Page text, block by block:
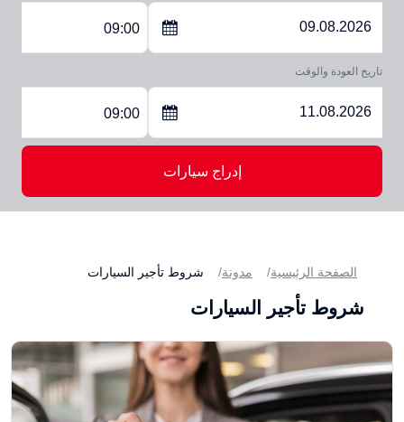
09:00
تاريخ العودة والوقت
09:00
إدراج سيارات
الصفحة الرئيسية مدونة شروط تأجير السيارات
شروط تأجير السيارات